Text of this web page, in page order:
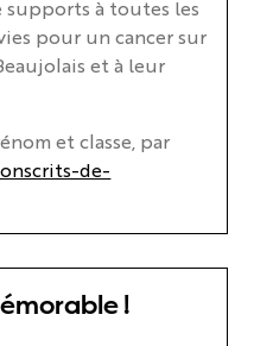
supports à toutes les
pour un cancer sur
et à leur
et classe, par
de-
!